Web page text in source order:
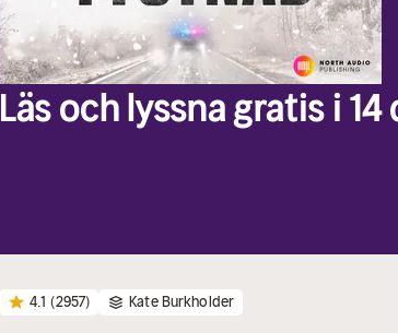
Läs och lyssna gratis i 14
4.1 (2957) Kate Burkholder